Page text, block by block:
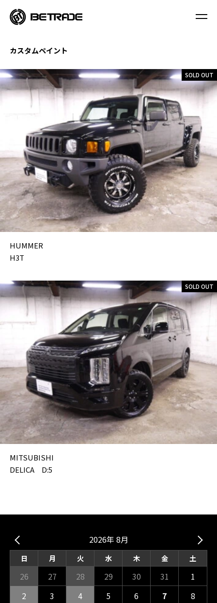
カスタムペイント
SOLD OUT
HUMMER
H3T
SOLD OUT
MITSUBISHI
DELICA D:5
2026年 8月
日 月 火 水 木 金 土
26 27 28 29 30 31
1
2
3 4 5 6 7
8